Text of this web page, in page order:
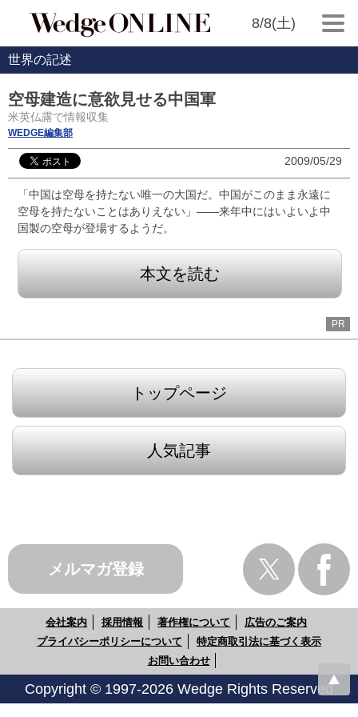
8/8(土)
世界の記述
空母建造に意欲見せる中国軍
米英仏露で情報収集
WEDGE編集部
2009/05/29
「中国は空母を持たない唯一の大国だ。中国がこのまま永遠に
空母を持たないことはありえない」――来年中にはいよいよ中
国製の空母が登場するようだ。
本文を読む
PR
トップページ
人気記事
メルマガ登録
会社案内 採用情報 著作権について
広告のご案内
プライバシーポリシーについて
特定商取引法に基づく表示
お問い合わせ
Copyright © 1997-2026 Wedge Rights Reserved